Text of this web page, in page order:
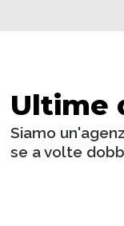
Ultime
Siamo
se a volte